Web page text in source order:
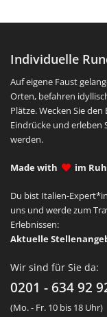
Individuelle
Auf eigene Faust
Orten, befahren
Plätze. Wecken Sie
Eindrücke und erleben
werden.
Made with im
Du bist Italien-
uns und werde zum
Erlebnissen:
Aktuelle
Wir sind für Sie da:
0201 - 634 92
(Mo. - Fr. 10 bis 18 Uhr)